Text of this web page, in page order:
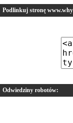
Podlinkuj stronę
Odwiedziny robotów: